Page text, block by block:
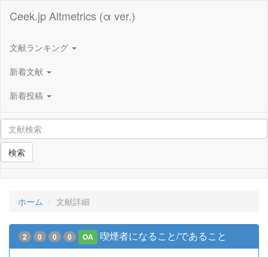
Ceek.jp Altmetrics (α ver.)
文献ランキング
新着文献
新着投稿
検索
ホーム 文献詳細
2 0 0 0 OA 喫煙者になること/であること